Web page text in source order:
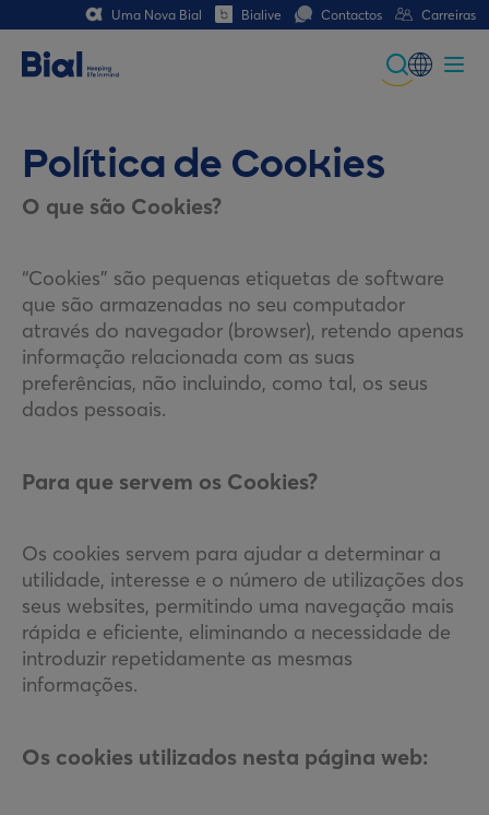
Uma Nova Bial Bialive Contactos Carreiras
Portuguese
German
French (CH)
German (CH)
Política de Cookies
O que são Cookies?
“Cookies” são pequenas etiquetas de software
que são armazenadas no seu computador
através do navegador (browser), retendo apenas
informação relacionada com as suas
preferências, não incluindo, como tal, os seus
dados pessoais.
Para que servem os Cookies?
Os cookies servem para ajudar a determinar a
utilidade, interesse e o número de utilizações dos
seus websites, permitindo uma navegação mais
rápida e eficiente, eliminando a necessidade de
introduzir repetidamente as mesmas
informações.
Os cookies utilizados nesta página web: